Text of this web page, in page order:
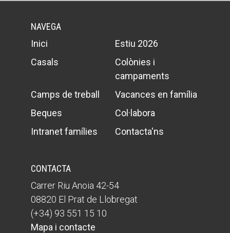
NAVEGA
Inici
Estiu 2026
Casals
Colònies i
campaments
Camps de treball
Vacances en família
Beques
Col·labora
Intranet famílies
Contacta'ns
CONTACTA
Carrer Riu Anoia 42-54
08820 El Prat de Llobregat
(+34) 93 551 15 10
Mapa i contacte